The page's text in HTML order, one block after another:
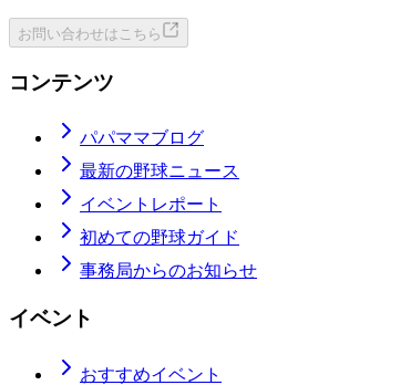
お問い合わせはこちら
コンテンツ
パパママブログ
最新の野球ニュース
イベントレポート
初めての野球ガイド
事務局からのお知らせ
イベント
おすすめイベント